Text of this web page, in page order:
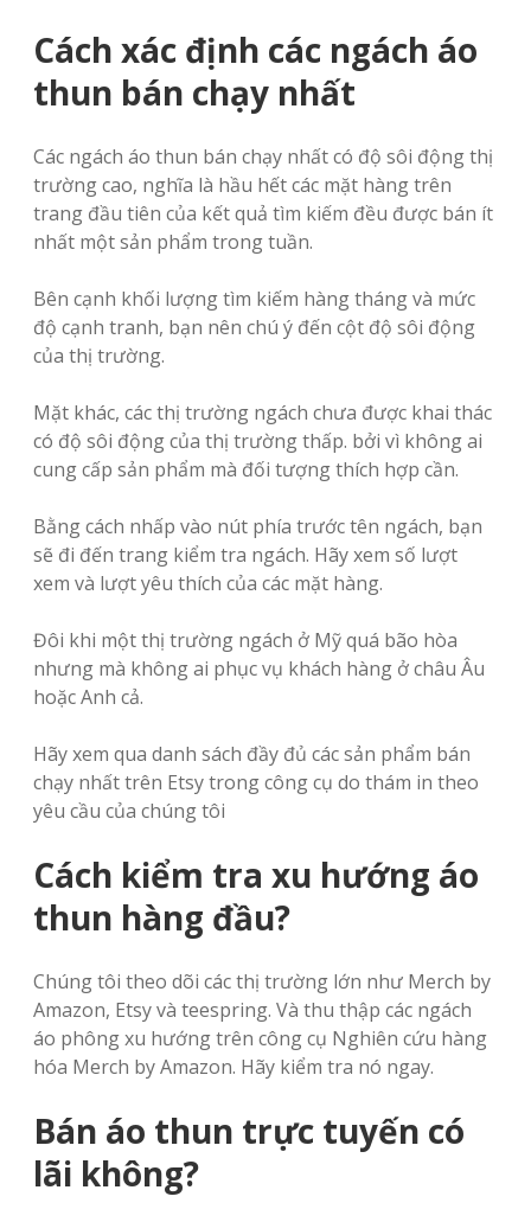
Cách xác định các ngách áo
thun bán chạy nhất
Các ngách áo thun bán chạy nhất có độ sôi động thị
trường cao, nghĩa là hầu hết các mặt hàng trên
trang đầu tiên của kết quả tìm kiếm đều được bán ít
nhất một sản phẩm trong tuần.
Bên cạnh khối lượng tìm kiếm hàng tháng và mức
độ cạnh tranh, bạn nên chú ý đến cột độ sôi động
của thị trường.
Mặt khác, các thị trường ngách chưa được khai thác
có độ sôi động của thị trường thấp. bởi vì không ai
cung cấp sản phẩm mà đối tượng thích hợp cần.
Bằng cách nhấp vào nút phía trước tên ngách, bạn
sẽ đi đến trang kiểm tra ngách. Hãy xem số lượt
xem và lượt yêu thích của các mặt hàng.
Đôi khi một thị trường ngách ở Mỹ quá bão hòa
nhưng mà không ai phục vụ khách hàng ở châu Âu
hoặc Anh cả.
Hãy xem qua danh sách đầy đủ các sản phẩm bán
chạy nhất trên Etsy trong công cụ do thám in theo
yêu cầu của chúng tôi
Cách kiểm tra xu hướng áo
thun hàng đầu?
Chúng tôi theo dõi các thị trường lớn như Merch by
Amazon, Etsy và teespring. Và thu thập các ngách
áo phông xu hướng trên công cụ Nghiên cứu hàng
hóa Merch by Amazon. Hãy kiểm tra nó ngay.
Bán áo thun trực tuyến có
lãi không?